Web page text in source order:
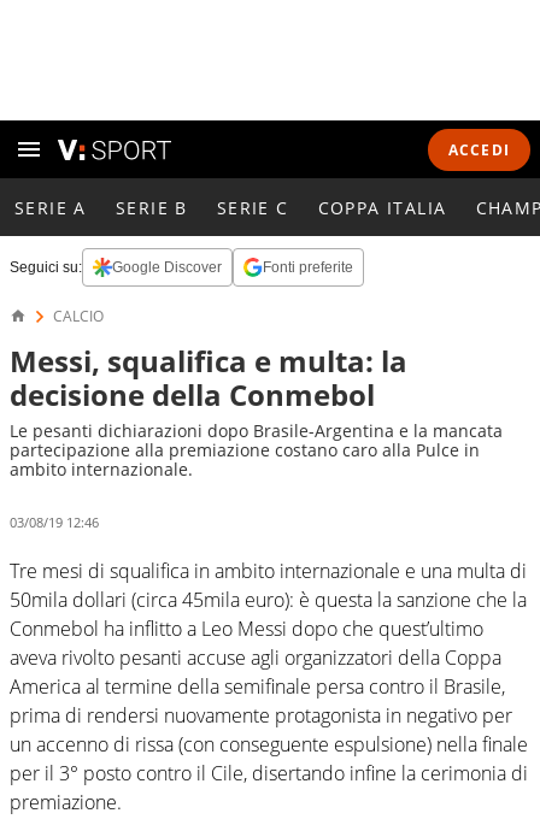
ACCEDI
SERIE A SERIE B SERIE C COPPA ITALIA
Seguici su: Google Discover Fonti preferite
CALCIO
Messi, squalifica e multa: la
decisione della Conmebol
Le pesanti dichiarazioni dopo Brasile-Argentina e la mancata
partecipazione alla premiazione costano caro alla Pulce in
ambito internazionale.
03/08/19 12:46
Tre mesi di squalifica in ambito internazionale e una multa di
50mila dollari (circa 45mila euro): è questa la sanzione che la
Conmebol ha inflitto a Leo Messi dopo che quest’ultimo
aveva rivolto pesanti accuse agli organizzatori della Coppa
America al termine della semifinale persa contro il Brasile,
prima di rendersi nuovamente protagonista in negativo per
un accenno di rissa (con conseguente espulsione) nella finale
per il 3° posto contro il Cile, disertando infine la cerimonia di
premiazione.